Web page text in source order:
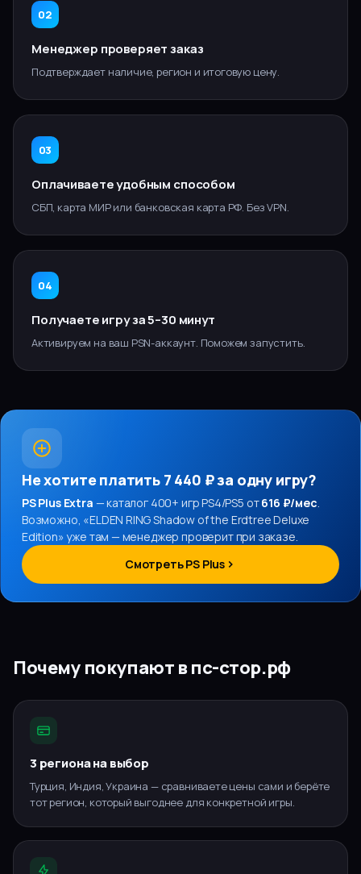
02
Менеджер проверяет заказ
Подтверждает наличие, регион и итоговую цену.
03
Оплачиваете удобным способом
СБП, карта МИР или банковская карта РФ. Без VPN.
04
Получаете игру за 5–30 минут
Активируем на ваш PSN-аккаунт. Поможем запустить.
Не хотите платить 7 440 ₽за одну игру?
PS Plus Extra — каталог 400+ игр PS4/PS5 от616 ₽/мес.
Возможно, «ELDEN RING Shadow of the Erdtree Deluxe
Edition» уже там — менеджер проверит при заказе.
Смотреть PS Plus
Почему покупают в пс-стор.рф
3 региона на выбор
Турция, Индия, Украина — сравниваете цены сами и берёте
тот регион, который выгоднее для конкретной игры.